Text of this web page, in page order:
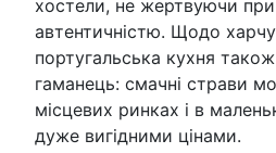
хостели, не жертвуючи
автентичністю. Щодо
португальська кухня
гаманець: смачні страви
місцевих ринках і в
дуже вигідними цінами.